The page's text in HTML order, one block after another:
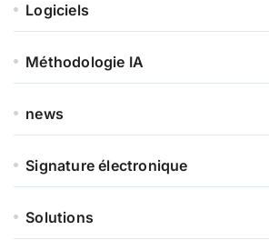
Logiciels
Méthodologie IA
news
Signature électronique
Solutions